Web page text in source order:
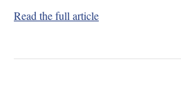
Read the full article